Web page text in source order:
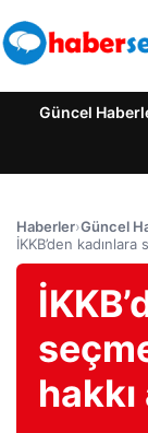
Güncel
Haberler›Güncel
İKKB’den
hakkı